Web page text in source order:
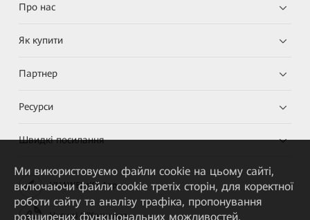
Про нас
Як купити
Партнер
Ресурси
Швидкі посилання
HUAWEI eKit App
Huawei HiKnow App
Ми використовуємо файли cookie на цьому сайті,
включаючи файли cookie третіх сторін, для коректної
роботи сайту та аналізу трафіка, пропонування
розширених функціональних можливостей,